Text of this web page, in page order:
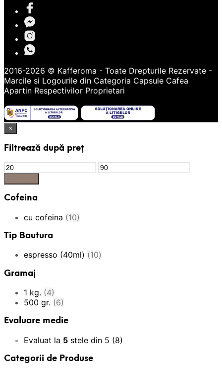
2016-2026 © Kafferoma - Toate Drepturile Rezervate -
Marcile si Logourile din Categoria Capsule Cafea
Apartin Respectivilor Proprietari
×
Filtrează după preț
Preț
Minim
Preț
Cofeina
cu cofeina (10)
Tip Bautura
espresso (40ml) (10)
Gramaj
1 kg. (4)
500 gr. (6)
Evaluare medie
Evaluat la 5 stele din 5 (8)
Categorii de Produse